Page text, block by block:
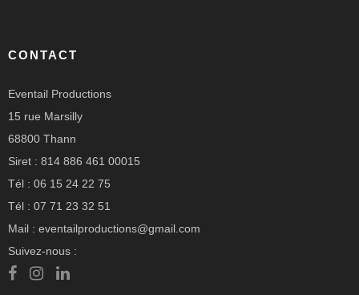
CONTACT
Eventail Productions
15 rue Marsilly
68800 Thann
Siret : 814 886 461 00015
Tél : 06 15 24 22 75
Tél : 07 71 23 32 51
Mail : eventailproductions@gmail.com
Suivez-nous :